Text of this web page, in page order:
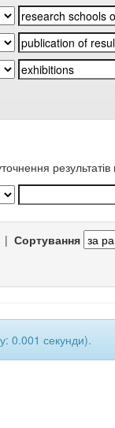
| Сортування
0.001 секунди).